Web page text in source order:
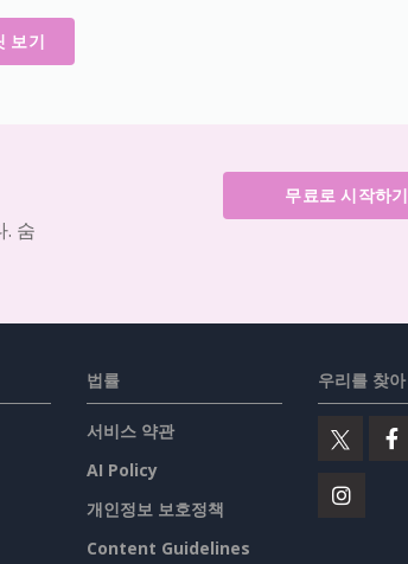
보기
. 숨
무료로 시작하기
법률
서비스 약관
AI Policy
개인정보 보호정책
Content Guidelines
우리를 찾아